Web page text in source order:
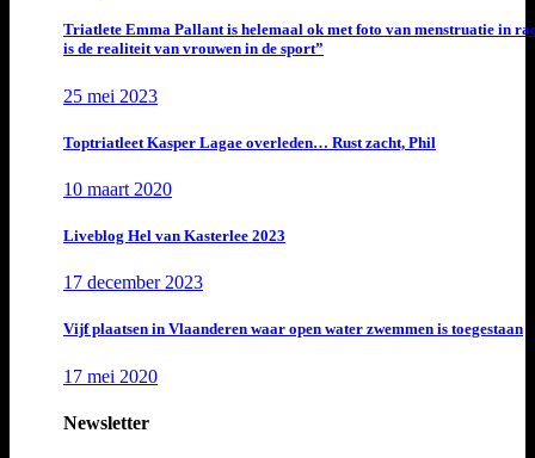
Triatlete Emma Pallant is helemaal ok met foto van menstruatie in
is de realiteit van vrouwen in de sport”
25 mei 2023
Toptriatleet Kasper Lagae overleden… Rust zacht, Phil
10 maart 2020
Liveblog Hel van Kasterlee 2023
17 december 2023
Vijf plaatsen in Vlaanderen waar open water zwemmen is toegestaan
17 mei 2020
Newsletter